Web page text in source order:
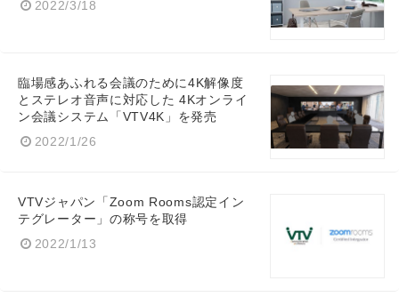
2022/3/18
臨場感あふれる会議のために4K解像度
とステレオ音声に対応した 4Kオンライ
ン会議システム「VTV4K」を発売
2022/1/26
VTVジャパン「Zoom Rooms認定イン
テグレーター」の称号を取得
2022/1/13